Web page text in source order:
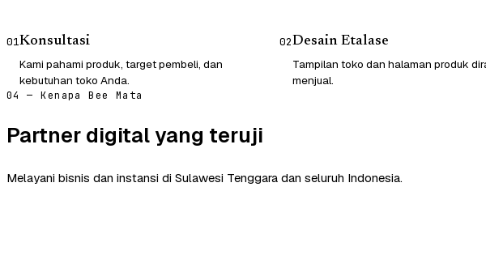
01Konsultasi
Kami pahami produk, target pembeli, dan
kebutuhan toko Anda.
02Desain Etalase
Tampilan toko dan halaman produk
menjual.
04 — Kenapa Bee Mata
Partner digital yang teruji
Melayani bisnis dan instansi di Sulawesi Tenggara dan seluruh Indonesia.